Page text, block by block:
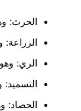
الحرث:
الزراعة:
الري:
التسميد:
الحصاد: